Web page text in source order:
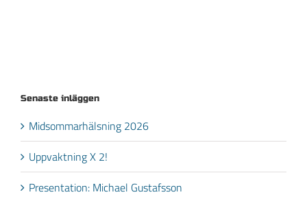
Senaste inläggen
Midsommarhälsning 2026
Uppvaktning X 2!
Presentation: Michael Gustafsson